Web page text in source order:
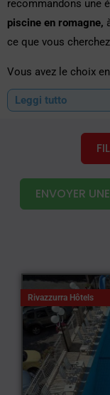
recommandons une
piscine en romagne,
ce que vous
Vous avez le choix
extérieure sur la
romantiques en
accueillis dans un
enchanteresses et
l'hôtel,que vous
longue pour se
Enfin un repos bien
Leggi tutto
ENVOYER
Rivazzurra Hôtels